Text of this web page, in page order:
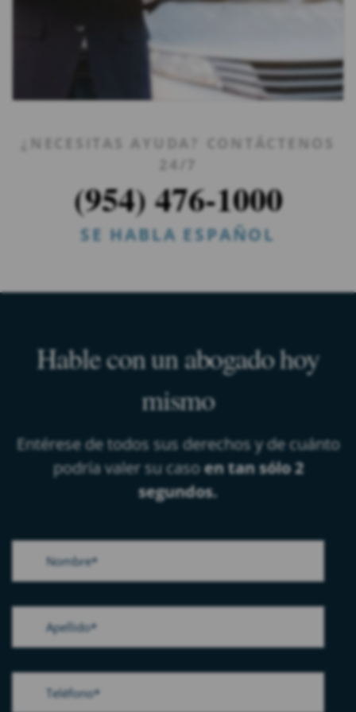
¿NECESITAS AYUDA? CONTÁCTENOS
24/7
(954) 476-1000
SE HABLA ESPAÑOL
Hable con un abogado hoy
mismo
Entérese de todos sus derechos y de cuánto
podría valer su casoen tan sólo 2
segundos.